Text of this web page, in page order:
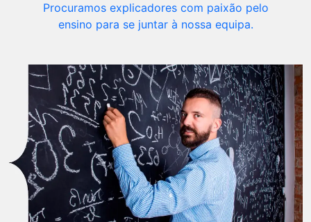
Procuramos explicadores com paixão pelo
ensino para se juntar à nossa equipa.